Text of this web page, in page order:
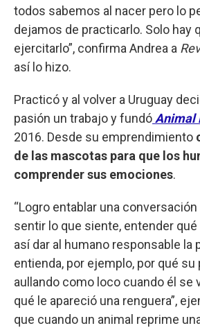
todos sabemos al nacer pero lo
dejamos de practicarlo. Solo hay
ejercitarlo”, confirma Andrea a
así lo hizo.
Practicó y al volver a Uruguay
pasión un trabajo y fundó Animal
2016. Desde su emprendimiento
de las mascotas para que los
comprender sus emociones.
“Logro entablar una
sentir lo que siente, entender
así dar al humano responsable la
entienda, por ejemplo, por qué su
aullando como loco cuando él se
qué le apareció una renguera”,
que cuando un animal reprime